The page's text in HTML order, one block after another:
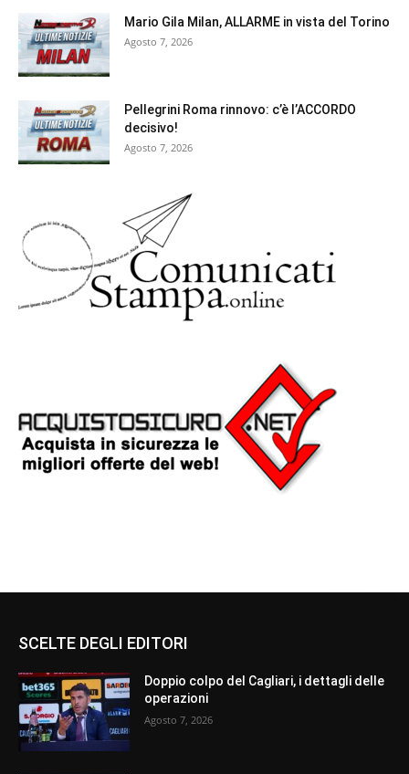
Mario Gila Milan, ALLARME in vista del Torino
Agosto 7, 2026
Pellegrini Roma rinnovo: c’è l’ACCORDO
decisivo!
Agosto 7, 2026
SCELTE DEGLI EDITORI
Doppio colpo del Cagliari, i dettagli delle
operazioni
Agosto 7, 2026